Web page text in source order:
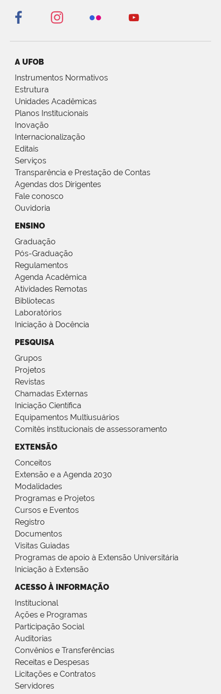
A UFOB
Instrumentos Normativos
Estrutura
Unidades Acadêmicas
Planos Institucionais
Inovação
Internacionalização
Editais
Serviços
Transparência e Prestação de Contas
Agendas dos Dirigentes
Fale conosco
Ouvidoria
ENSINO
Graduação
Pós-Graduação
Regulamentos
Agenda Acadêmica
Atividades Remotas
Bibliotecas
Laboratórios
Iniciação à Docência
PESQUISA
Grupos
Projetos
Revistas
Chamadas Externas
Iniciação Científica
Equipamentos Multiusuários
Comitês institucionais de assessoramento
EXTENSÃO
Conceitos
Extensão e a Agenda 2030
Modalidades
Programas e Projetos
Cursos e Eventos
Registro
Documentos
Visitas Guiadas
Programas de apoio à Extensão Universitária
Iniciação à Extensão
ACESSO À INFORMAÇÃO
Institucional
Ações e Programas
Participação Social
Auditorias
Convênios e Transferências
Receitas e Despesas
Licitações e Contratos
Servidores